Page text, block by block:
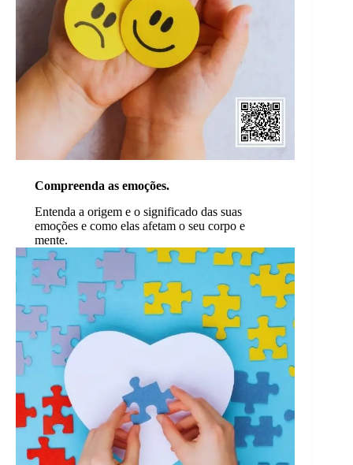
Compreenda as emoções.
Entenda a origem e o significado das suas
emoções e como elas afetam o seu corpo e
mente.